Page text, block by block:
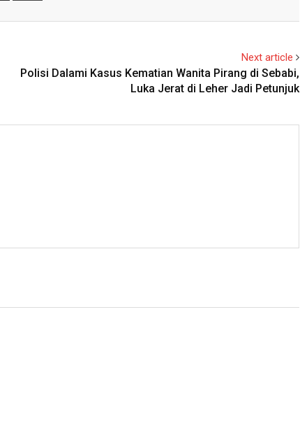
Next article
Polisi Dalami Kasus Kematian Wanita Pirang di Sebabi,
Luka Jerat di Leher Jadi Petunjuk